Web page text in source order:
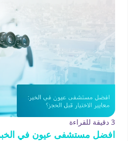
3 دقيقة للقراءة
افضل مستشفى عيون في